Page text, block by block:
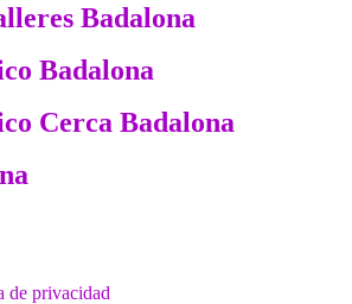
Badalona
Badalona
Cerca Badalona
de privacidad